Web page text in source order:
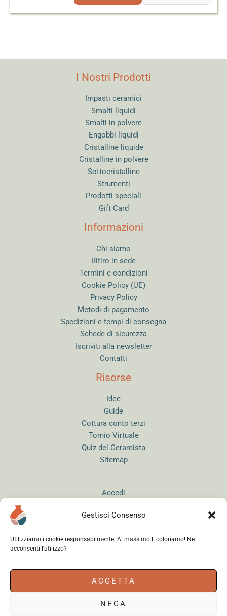
Gestisci Consenso
Utilizziamo i cookie responsabilmente. Al massimo li coloriamo! Ne
acconsenti l'utilizzo?
ACCETTA
NEGA
I Nostri Prodotti
Impasti ceramici
Smalti liquidi
Smalti in polvere
Engobbi liquidi
Cristalline liquide
Cristalline in polvere
Sottocristalline
Strumenti
Prodotti speciali
Gift Card
Informazioni
Chi siamo
Ritiro in sede
Termini e condizioni
Cookie Policy (UE)
Privacy Policy
Metodi di pagamento
Spedizioni e tempi di consegna
Schede di sicurezza
Iscriviti alla newsletter
Contatti
Risorse
Idee
Guide
Cottura conto terzi
Tornio Virtuale
Quiz del Ceramista
Sitemap
Accedi